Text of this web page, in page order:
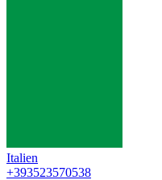
Italien
+393523570538